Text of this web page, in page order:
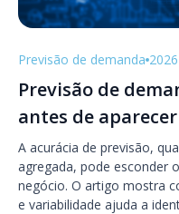
Previsão de demanda
Previsão de
antes de
A acurácia de previsão,
agregada, pode esconder
negócio. O artigo mostra
e variabilidade ajuda a